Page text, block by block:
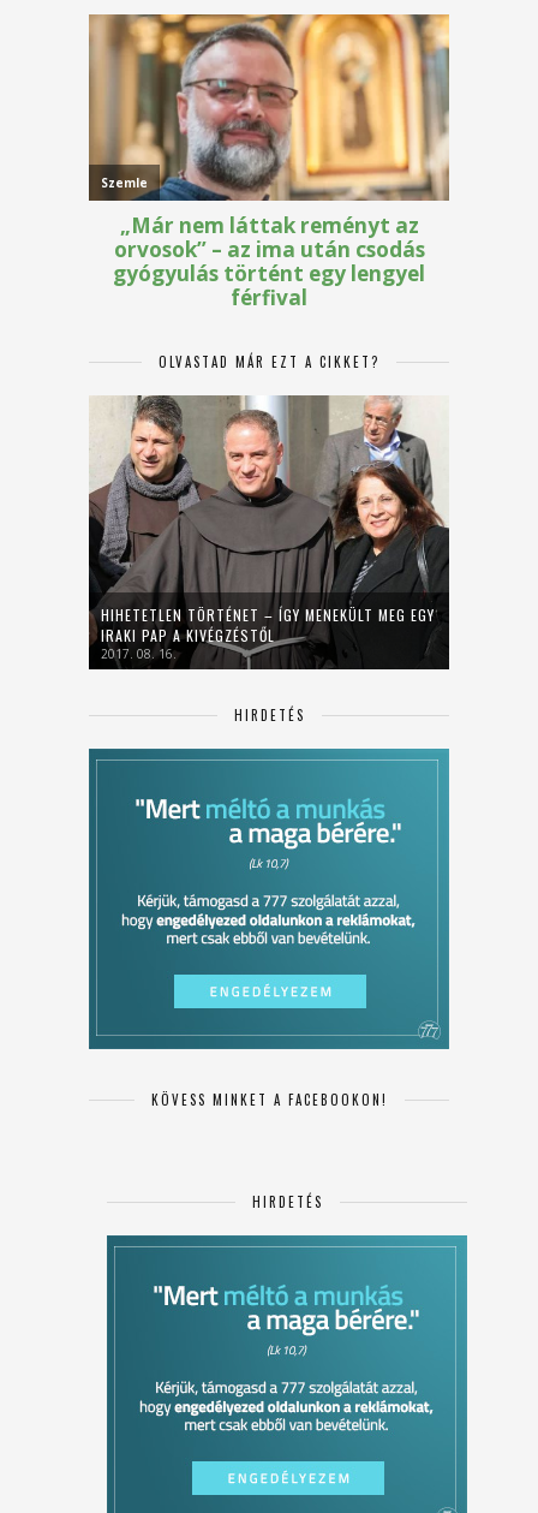
OLVASTAD MÁR EZT A CIKKET?
HIHETETLEN TÖRTÉNET – ÍGY MENEKÜLT MEG EGY
IRAKI PAP A KIVÉGZÉSTŐL
2017. 08. 16.
HIRDETÉS
KÖVESS MINKET A FACEBOOKON!
HIRDETÉS